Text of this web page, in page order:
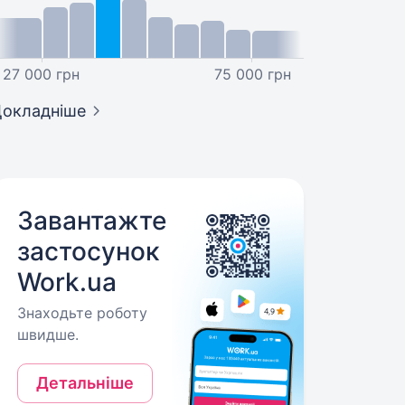
27 000 грн 75 000 грн
Завантажте
застосунок
Work.ua
Знаходьте роботу
швидше.
Детальніше